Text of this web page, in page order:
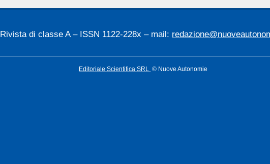
Rivista di classe A – ISSN 1122-228x – mail:
Editoriale Scientifica SRL © Nuove Autonomie